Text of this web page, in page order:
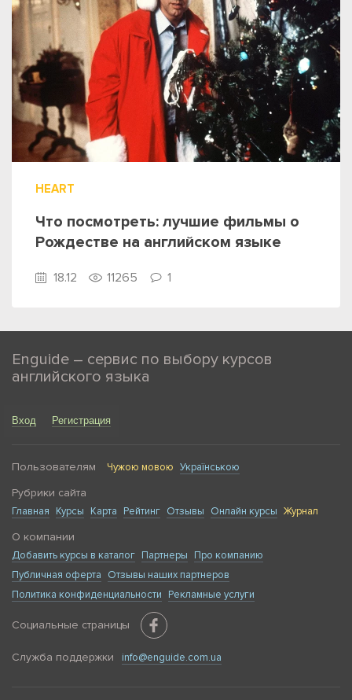
HEART
Что посмотреть: лучшие фильмы о
Рождестве на английском языке
18.12 11265 1
Enguide – сервис по выбору курсов
английского языка
Вход Регистрация
Пользователям Чужою мовою Українською
Рубрики сайта
Главная Курсы Карта Рейтинг Отзывы Онлайн курсы Журнал
О компании
Добавить курсы в каталог Партнеры
Про компанию
Публичная оферта
Отзывы наших партнеров
Политика конфиденциальности
Рекламные услуги
Социальные страницы
Служба поддержки info@enguide.com.ua